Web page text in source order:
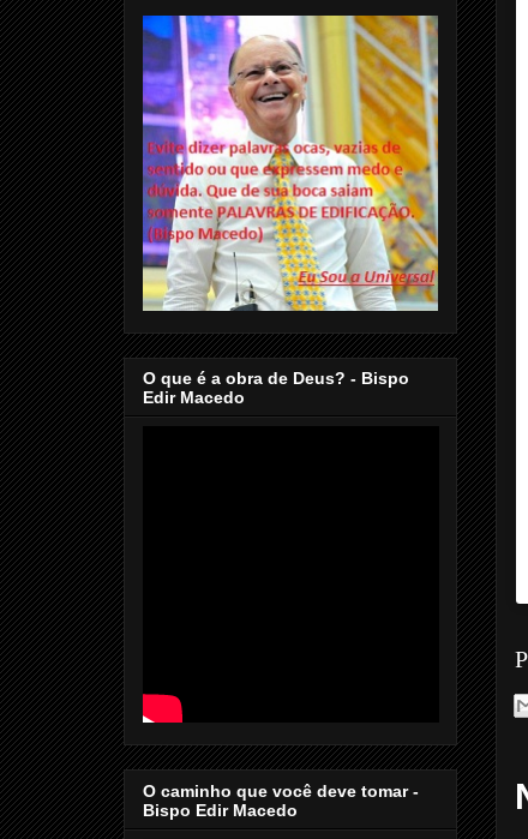
O que é a obra de Deus? - Bispo
Edir Macedo
O caminho que você deve tomar -
Bispo Edir Macedo